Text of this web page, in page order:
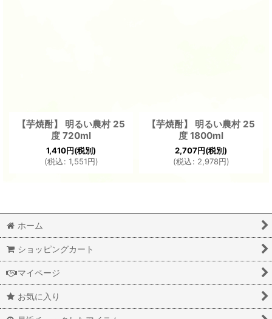
【芋焼酎】 明るい農村 25
度 720ml
1,410円(税別)
(税込: 1,551円)
【芋焼酎】 明るい農村 25
度 1800ml
2,707円(税別)
(税込: 2,978円)
ホーム
ショッピングカート
マイページ
お気に入り